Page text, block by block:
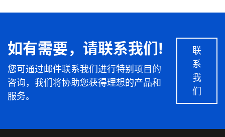
如有需要，请联系我们!
您可通过邮件联系我们进行特别项目的
咨询，我们将协助您获得理想的产品和
服务。
联
系
我
们